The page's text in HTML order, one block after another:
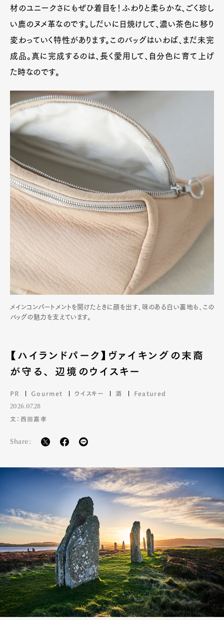
材のユニークさにもぜひ着目を！ふわりと柔らかな、ごく珍し
い鹿のヌメ革なのです。しだいに日焼けして、濃い茶色に移り
変わっていく特性があります。このバッグはいわば、まだ未完
成品。真に完成するのは、長く愛用して、自分色に育て上げ
た時なのです。
メインコンパートメントを開けたときに顔を出す、味のある白い裏地も、この
バッグの魅力を支えています。
【ハイランドパーク】ヴァイキングの末裔
が守る、 辺境のウイスキー
PR Gourmet ウイスキー 酒 Featured
2026.07.28
文：西田嘉孝
Share: